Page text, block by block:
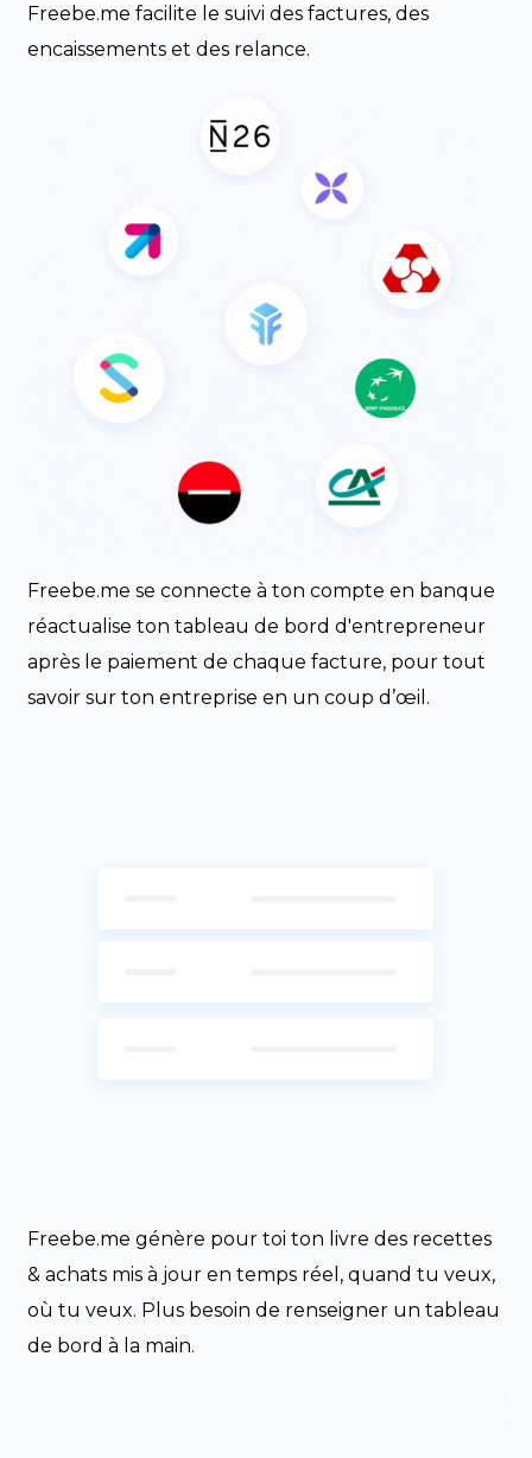
Freebe.me facilite le suivi des factures, des
encaissements et des relance.
Freebe.me se connecte à ton compte en banque
réactualise ton tableau de bord d'entrepreneur
après le paiement de chaque facture, pour tout
savoir sur ton entreprise en un coup d’œil.
Freebe.me génère pour toi ton livre des recettes
& achats mis à jour en temps réel, quand tu veux,
où tu veux. Plus besoin de renseigner un tableau
de bord à la main.